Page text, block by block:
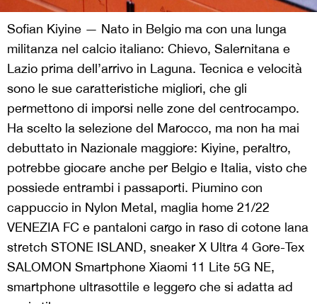
Sofian Kiyine — Nato in Belgio ma con una lunga
militanza nel calcio italiano: Chievo, Salernitana e
Lazio prima dell’arrivo in Laguna. Tecnica e velocità
sono le sue caratteristiche migliori, che gli
permettono di imporsi nelle zone del centrocampo.
Ha scelto la selezione del Marocco, ma non ha mai
debuttato in Nazionale maggiore: Kiyine, peraltro,
potrebbe giocare anche per Belgio e Italia, visto che
possiede entrambi i passaporti. Piumino con
cappuccio in Nylon Metal, maglia home 21/22
VENEZIA FC e pantaloni cargo in raso di cotone lana
stretch STONE ISLAND, sneaker X Ultra 4 Gore-Tex
SALOMON Smartphone Xiaomi 11 Lite 5G NE,
smartphone ultrasottile e leggero che si adatta ad